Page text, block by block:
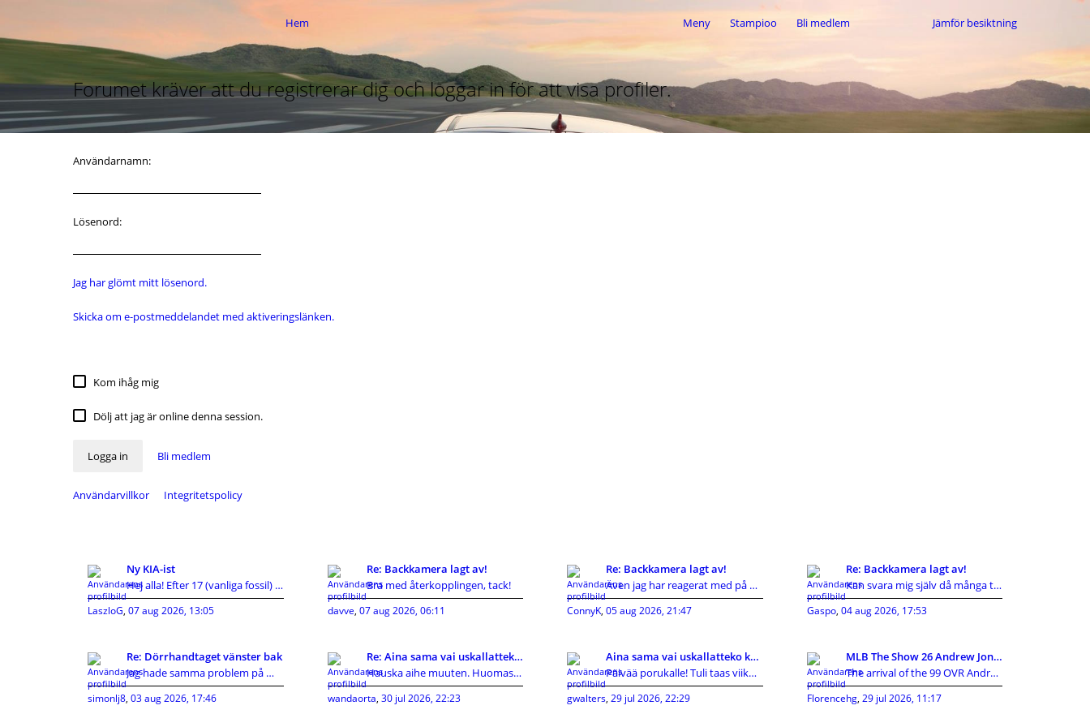
Meny Stampioo Bli medlem Jämför besiktning
Hem
Forumet kräver att du registrerar dig och loggar in för att visa profiler.
Användarnamn:
Lösenord:
Jag har glömt mitt lösenord.
Skicka om e-postmeddelandet med aktiveringslänken.
Kom ihåg mig
Dölj att jag är online denna session.
Logga in Bli medlem
Användarvillkor Integritetspolicy
Ny KIA-ist
Hej alla! Efter 17 (vanliga fossil) bilar och 45 å
LaszloG, 07 aug 2026, 13:05
Re: Backkamera lagt av!
Bra med återkopplingen, tack!
davve, 07 aug 2026, 06:11
Re: Backkamera lagt av!
Även jag har reagerat med på KIA's hutlösa reservd
ConnyK, 05 aug 2026, 21:47
Re: Backkamera lagt av!
Kan svara mig själv då många tyvärr inte gör det d
Gaspo, 04 aug 2026, 17:53
Re: Dörrhandtaget vänster bak
Jag hade samma problem på min ceed 2010, vajern in
simonlj8, 03 aug 2026, 17:46
Re: Aina sama vai uskallatteko kokeilla uutta?
Hauska aihe muuten. Huomasin itse joskus tekeväni
wandaorta, 30 jul 2026, 22:23
Aina sama vai uskallatteko kokeilla uutta?
Päivää porukalle! Tuli taas viikonloppuna vastaan
gwalters, 29 jul 2026, 22:29
MLB The Show 26 Andrew Jones 99 OVR Card Guide:Att
The arrival of the 99 OVR Andrew Jones card has cr
Florencehg, 29 jul 2026, 11:17